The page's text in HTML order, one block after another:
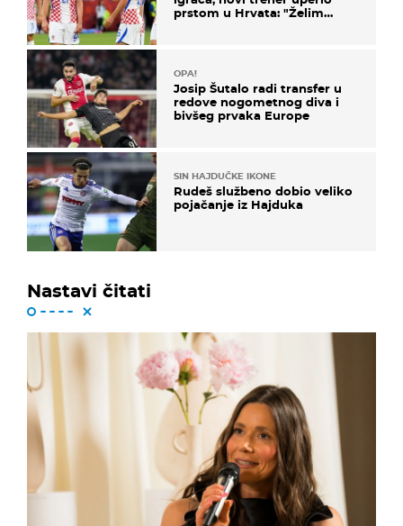
prstom u Hrvata: "Želim
OPA!
Josip Šutalo radi transfer u
redove nogometnog diva i
bivšeg prvaka Europe
SIN HAJDUČKE IKONE
Rudeš službeno dobio veliko
pojačanje iz Hajduka
Nastavi čitati